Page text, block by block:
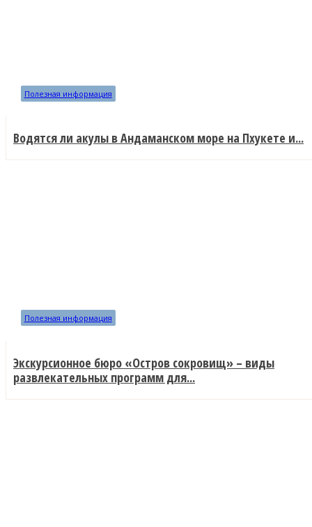
Полезная информация
Водятся ли акулы в Андаманском море на Пхукете и...
Полезная информация
Экскурсионное бюро «Остров сокровищ» – виды
развлекательных программ для...